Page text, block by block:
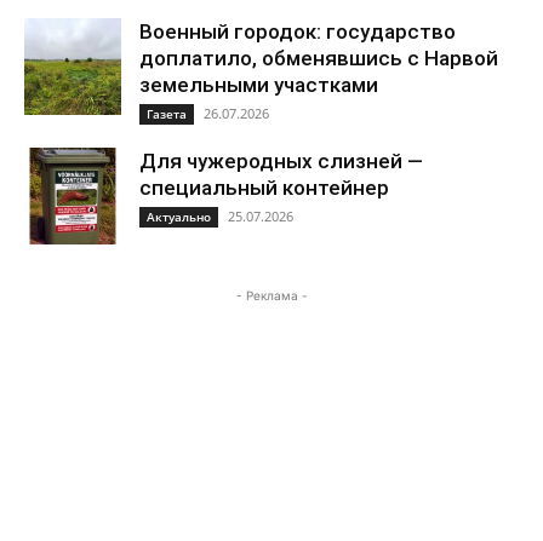
Военный городок: государство
доплатило, обменявшись с Нарвой
земельными участками
Газета 26.07.2026
Для чужеродных слизней —
специальный контейнер
Актуально 25.07.2026
- Реклама -